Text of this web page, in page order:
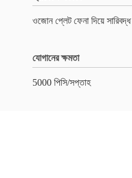
ওজোন প্লেট ফেনা দিয়ে
যোগানের ক্ষমতা
5000 পিসি/সপ্তাহ